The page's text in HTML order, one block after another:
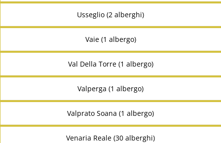
Usseglio (2 alberghi)
Vaie (1 albergo)
Val Della Torre (1 albergo)
Valperga (1 albergo)
Valprato Soana (1 albergo)
Venaria Reale (30 alberghi)